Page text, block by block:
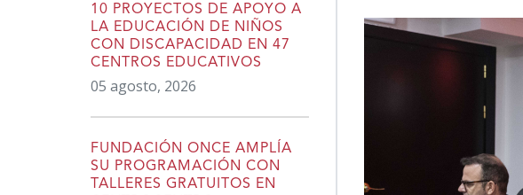
10 PROYECTOS DE APOYO A
LA EDUCACIÓN DE NIÑOS
CON DISCAPACIDAD EN 47
CENTROS EDUCATIVOS
05 agosto, 2026
FUNDACIÓN ONCE AMPLÍA
SU PROGRAMACIÓN CON
TALLERES GRATUITOS EN